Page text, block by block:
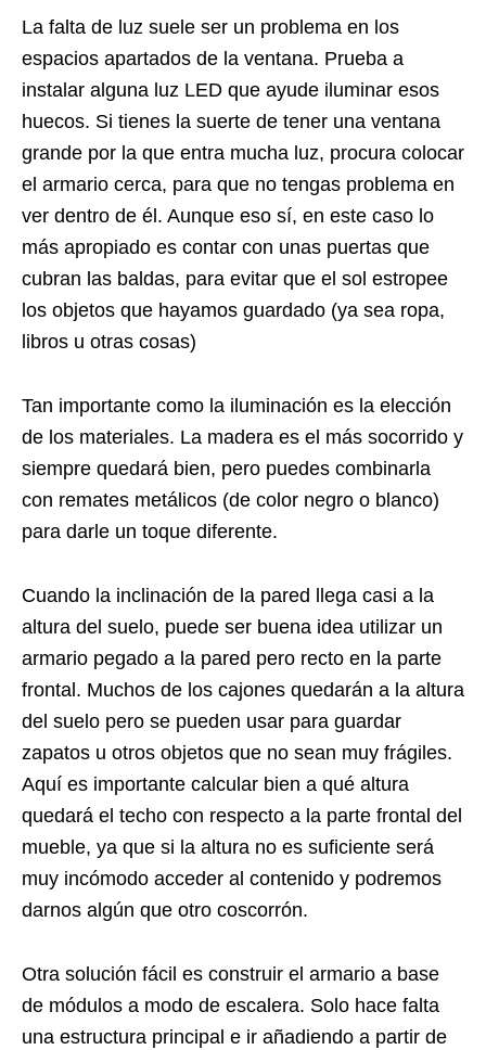
La falta de luz suele ser un problema en los
espacios apartados de la ventana. Prueba a
instalar alguna luz LED que ayude iluminar esos
huecos. Si tienes la suerte de tener una ventana
grande por la que entra mucha luz, procura colocar
el armario cerca, para que no tengas problema en
ver dentro de él. Aunque eso sí, en este caso lo
más apropiado es contar con unas puertas que
cubran las baldas, para evitar que el sol estropee
los objetos que hayamos guardado (ya sea ropa,
libros u otras cosas)
Tan importante como la iluminación es la elección
de los materiales. La madera es el más socorrido y
siempre quedará bien, pero puedes combinarla
con remates metálicos (de color negro o blanco)
para darle un toque diferente.
Cuando la inclinación de la pared llega casi a la
altura del suelo, puede ser buena idea utilizar un
armario pegado a la pared pero recto en la parte
frontal. Muchos de los cajones quedarán a la altura
del suelo pero se pueden usar para guardar
zapatos u otros objetos que no sean muy frágiles.
Aquí es importante calcular bien a qué altura
quedará el techo con respecto a la parte frontal del
mueble, ya que si la altura no es suficiente será
muy incómodo acceder al contenido y podremos
darnos algún que otro coscorrón.
Otra solución fácil es construir el armario a base
de módulos a modo de escalera. Solo hace falta
una estructura principal e ir añadiendo a partir de